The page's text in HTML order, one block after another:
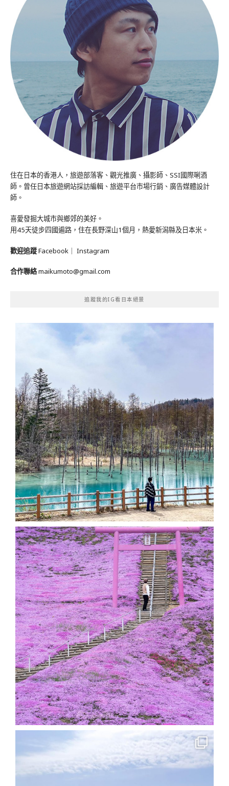
住在日本的香港人，旅遊部落客、觀光推廣、攝影師、SSI國際唎酒
師。曾任日本旅遊網站採訪編輯、旅遊平台市場行銷、廣告媒體設計
師。
喜愛發掘大城市與鄉郊的美好。
用45天徒步四國遍路，住在長野深山1個月，熱愛新潟縣及日本米。
歡迎追蹤Facebook ｜ Instagram
合作聯絡maikumoto@gmail.com
追蹤我的IG看日本絕景